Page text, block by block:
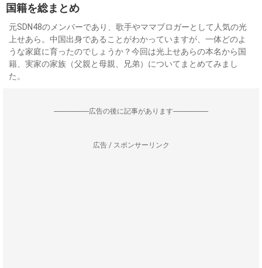
国籍を総まとめ
元SDN48のメンバーであり、歌手やママブロガーとして人気の光
上せあら。中国出身であることがわかっていますが、一体どのよ
うな家庭に育ったのでしょうか？今回は光上せあらの本名から国
籍、実家の家族（父親と母親、兄弟）についてまとめてみまし
た。
--------------------広告の後に記事があります--------------------
広告 / スポンサーリンク